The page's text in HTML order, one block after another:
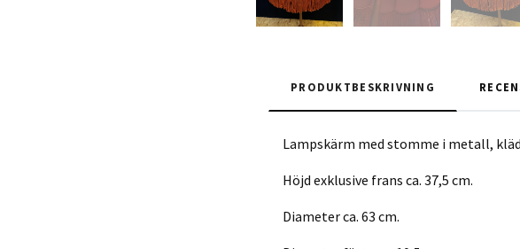
PRODUKTBESKRIVNING
Lampskärm med stomme i metall,
Höjd exklusive frans ca. 37,5 cm.
Diameter ca. 63 cm.